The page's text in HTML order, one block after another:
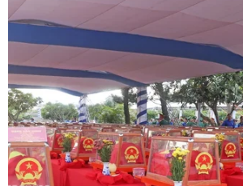
Nắng nóng khốc liệt tại Mỹ và Hàn
Quốc đe dọa sức khỏe cộng đồng
27/07/2026 23:07
Số ca nhiễm virus Tây sông Nile gia